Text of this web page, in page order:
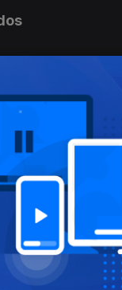
Natal/Missa para
dezembro no CCB;
Orquestra Portuguesa, Miguel